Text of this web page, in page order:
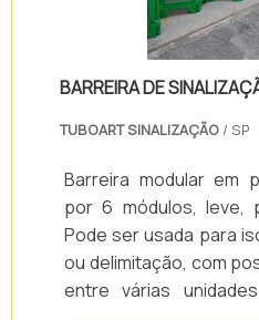
BARREIRA DE
TUBOART SINALIZAÇÃO / SP
Barreira modular em
por 6 módulos, leve,
Pode ser usada para
ou delimitação, com
entre várias